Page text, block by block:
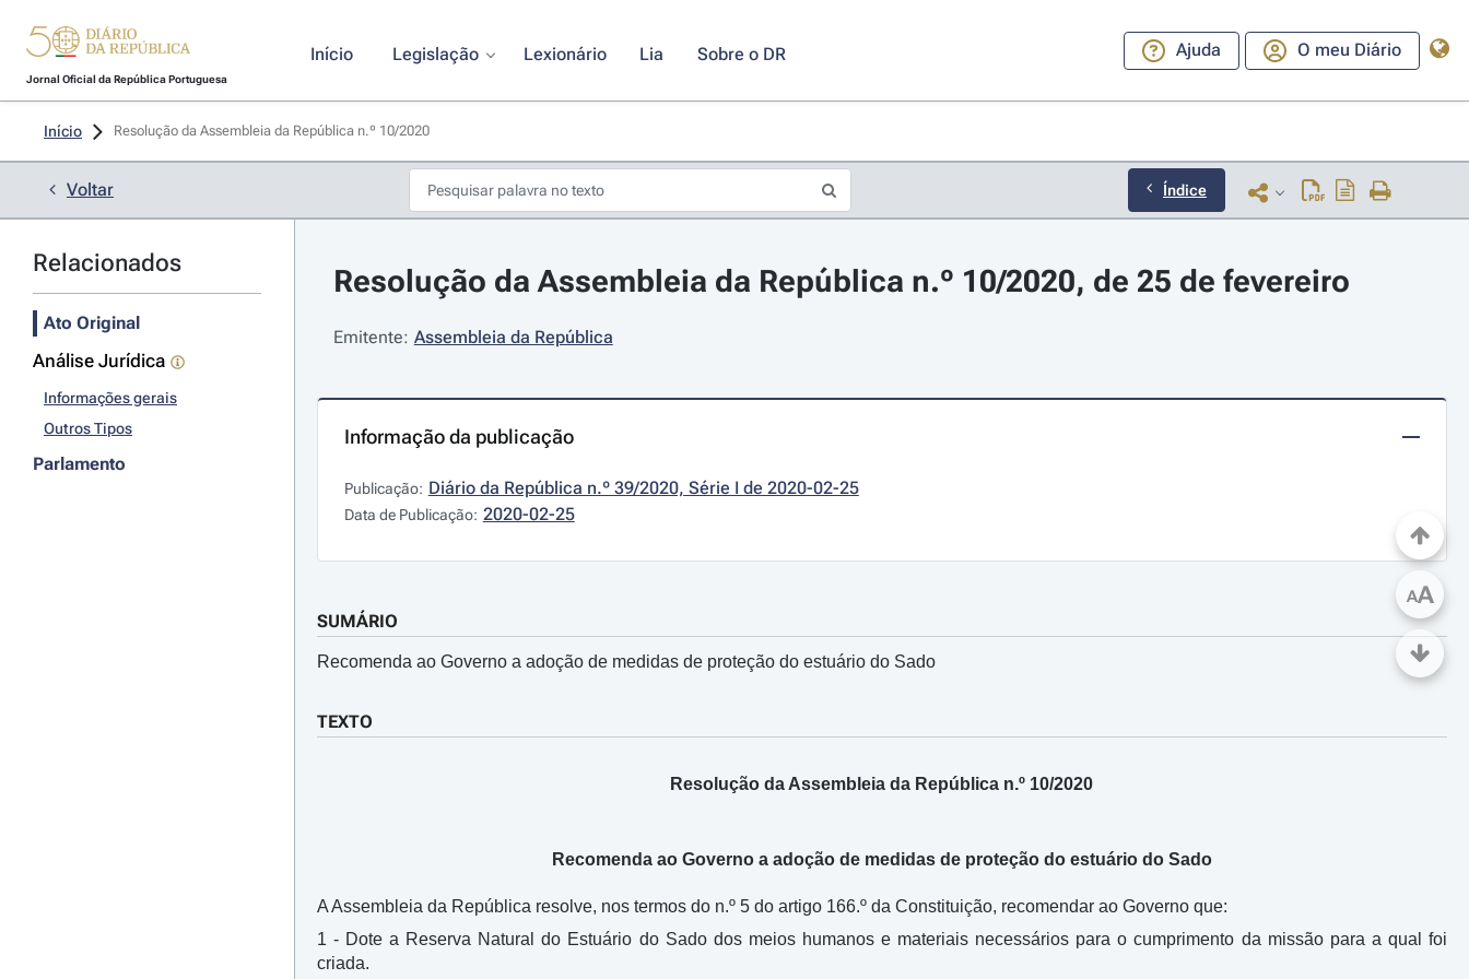
Jornal Oficial da República Portuguesa
Início Legislação Lexionário Lia Sobre o DR Ajuda O meu Diário
Início Resolução da Assembleia da República n.º 10/2020
Voltar Índice
Relacionados
Ato Original
Análise Jurídica
Informações gerais
Outros Tipos
Parlamento
Resolução da Assembleia da República n.º 10/2020, de 25 de fevereiro
Emitente: Assembleia da República
Informação da publicação
Publicação: Diário da República n.º 39/2020, Série I de 2020-02-25
Data de Publicação: 2020-02-25
SUMÁRIO
Recomenda ao Governo a adoção de medidas de proteção do estuário do Sado
TEXTO
Resolução da Assembleia da República n.º 10/2020
Recomenda ao Governo a adoção de medidas de proteção do estuário do Sado
A Assembleia da República resolve, nos termos do n.º 5 do artigo 166.º da Constituição, recomendar ao Governo que:
1 - Dote a Reserva Natural do Estuário do Sado dos meios humanos e materiais necessários para o cumprimento da missão para a qual foi
criada.
AA